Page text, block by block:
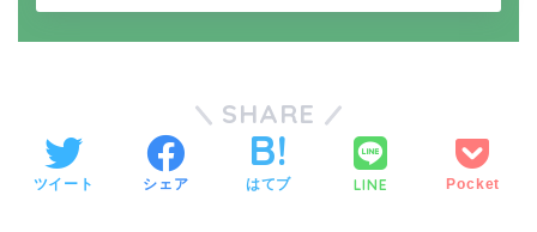
SHARE
ツイート シェア はてブ LINE Pocket